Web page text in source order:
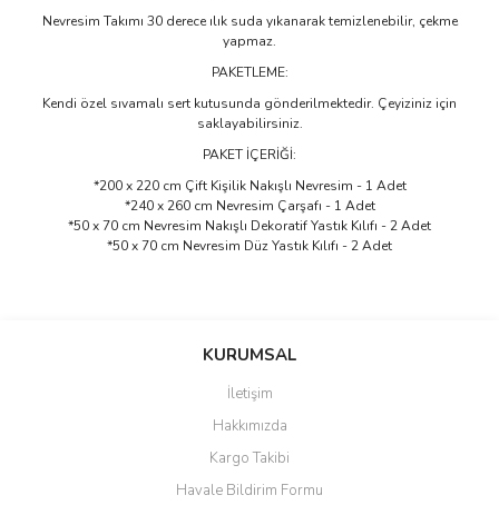
Nevresim Takımı 30 derece ılık suda yıkanarak temizlenebilir, çekme
yapmaz.
PAKETLEME:
Kendi özel sıvamalı sert kutusunda gönderilmektedir. Çeyiziniz için
saklayabilirsiniz.
PAKET İÇERİĞİ:
*200 x 220 cm Çift Kişilik Nakışlı Nevresim - 1 Adet
*240 x 260 cm Nevresim Çarşafı - 1 Adet
*50 x 70 cm Nevresim Nakışlı Dekoratif Yastık Kılıfı - 2 Adet
*50 x 70 cm Nevresim Düz Yastık Kılıfı - 2 Adet
Bu ürüne ilk yorumu siz yapın!
Ürün resmi kalitesiz, bozuk veya görüntülenemiyor.
Ürün açıklamasında eksik bilgiler bulunuyor.
Ürün bilgilerinde hatalar bulunuyor.
KURUMSAL
İletişim
Hakkımızda
Kargo Takibi
Havale Bildirim Formu